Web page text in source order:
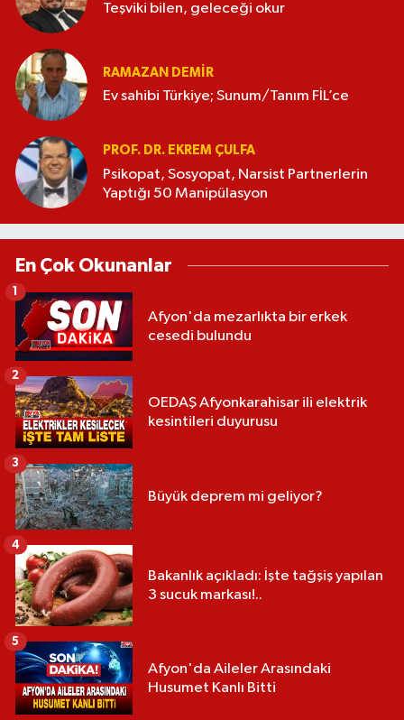
Teşviki bilen, geleceği okur
RAMAZAN DEMİR
Ev sahibi Türkiye; Sunum/Tanım FİL’ce
PROF. DR. EKREM ÇULFA
Psikopat, Sosyopat, Narsist Partnerlerin
Yaptığı 50 Manipülasyon
En Çok Okunanlar
Afyon'da mezarlıkta bir erkek
cesedi bulundu
1
OEDAŞ Afyonkarahisar ili elektrik
kesintileri duyurusu
2
Büyük deprem mi geliyor?
3
Bakanlık açıkladı: İşte tağşiş yapılan
3 sucuk markası!..
4
Afyon'da Aileler Arasındaki
Husumet Kanlı Bitti
5